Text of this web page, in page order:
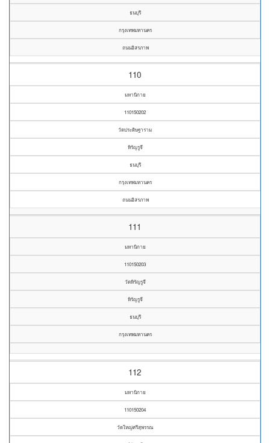
ธนบุรี
กรุงเทพมหานคร
ถนนอิสรภาพ
110
มหานิกาย
110150202
วัดประดิษฐาราม
หิรัญรูจี
ธนบุรี
กรุงเทพมหานคร
ถนนอิสรภาพ
111
มหานิกาย
110150203
วัดหิรัญรูจี
หิรัญรูจี
ธนบุรี
กรุงเทพมหานคร
112
มหานิกาย
110150204
วัดใหญ่ศรีสุพรรณ